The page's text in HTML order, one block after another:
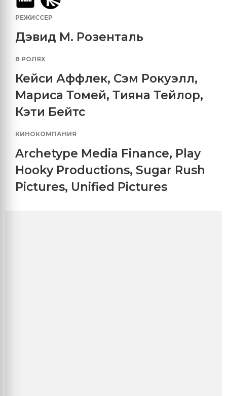
РЕЖИССЕР
Дэвид М. Розенталь
В РОЛЯХ
Кейси Аффлек, Сэм Рокуэлл,
Мариса Томей, Тияна Тейлор,
Кэти Бейтс
КИНОКОМПАНИЯ
Archetype Media Finance, Play
Hooky Productions, Sugar Rush
Pictures, Unified Pictures